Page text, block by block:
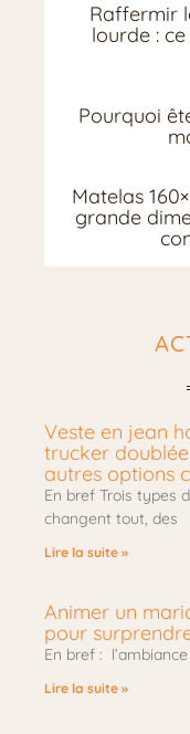
Raffermir
lourde :
Pourquoi
Matelas
grande
Veste en jean
trucker
autres options
En bref Trois types
changent tout, des
Lire la suite »
Animer un
pour
En bref :
Lire la suite »